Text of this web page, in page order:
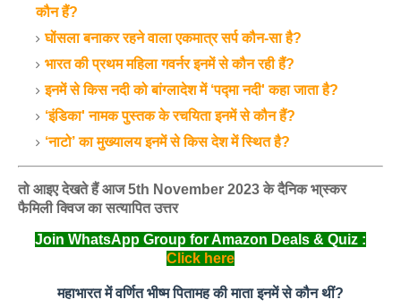
कौन हैं?
घोंसला बनाकर रहने वाला एकमात्र सर्प कौन-सा है?
भारत की प्रथम महिला गवर्नर इनमें से कौन रही हैं?
इनमें से किस नदी को बांग्लादेश में ‘पद्मा नदी' कहा जाता है?
‘इंडिका' नामक पुस्तक के रचयिता इनमें से कौन हैं?
‘नाटो’ का मुख्यालय इनमें से किस देश में स्थित है?
तो आइए देखते हैं आज 5th November 2023 के दैनिक भा्स्‍कर
फैमिली क्विज का सत्यापित उत्तर
Join WhatsApp Group for Amazon Deals & Quiz :
Click here
महाभारत में वर्णित भीष्म पितामह की माता इनमें से कौन थीं?